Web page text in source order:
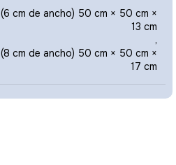
(6 cm de ancho) 50 cm × 50 cm ×
13 cm
,
(8 cm de ancho) 50 cm × 50 cm ×
17 cm